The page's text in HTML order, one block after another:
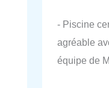
- Piscine
agréable
équipe de